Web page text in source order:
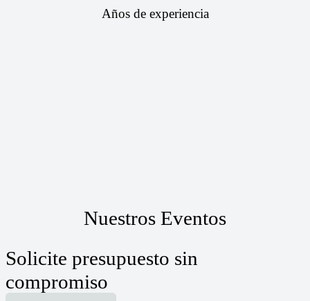
Años de experiencia
Nuestros Eventos
Solicite presupuesto sin
compromiso